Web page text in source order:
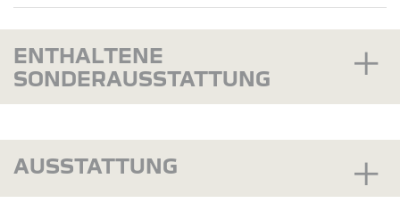
ENTHALTENE
SONDERAUSSTATTUNG
AUSSTATTUNG